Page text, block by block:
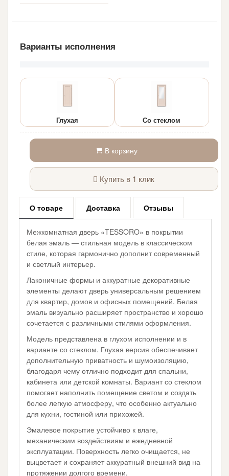
Варианты исполнения
Глухая Со стеклом
В корзину
Купить в 1 клик
О товаре Доставка Отзывы
Межкомнатная дверь «TESSORO» в покрытии
белая эмаль — стильная модель в классическом
стиле, которая гармонично дополнит современный
и светлый интерьер.
Лаконичные формы и аккуратные декоративные
элементы делают дверь универсальным решением
для квартир, домов и офисных помещений. Белая
эмаль визуально расширяет пространство и хорошо
сочетается с различными стилями оформления.
Модель представлена в глухом исполнении и в
варианте со стеклом. Глухая версия обеспечивает
дополнительную приватность и шумоизоляцию,
благодаря чему отлично подходит для спальни,
кабинета или детской комнаты. Вариант со стеклом
помогает наполнить помещение светом и создать
более легкую атмосферу, что особенно актуально
для кухни, гостиной или прихожей.
Эмалевое покрытие устойчиво к влаге,
механическим воздействиям и ежедневной
эксплуатации. Поверхность легко очищается, не
выцветает и сохраняет аккуратный внешний вид на
протяжении долгого времени.